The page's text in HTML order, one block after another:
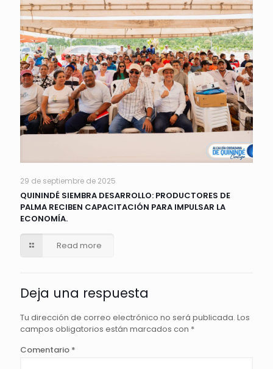
29 de septiembre de 2025
QUININDÉ SIEMBRA DESARROLLO: PRODUCTORES DE
PALMA RECIBEN CAPACITACIÓN PARA IMPULSAR LA
ECONOMÍA.
Read more
Deja una respuesta
Tu dirección de correo electrónico no será publicada. Los
campos obligatorios están marcados con *
Comentario *